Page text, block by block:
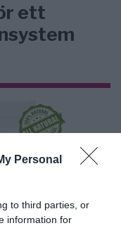
Personal
to third parties, or
information for
ett